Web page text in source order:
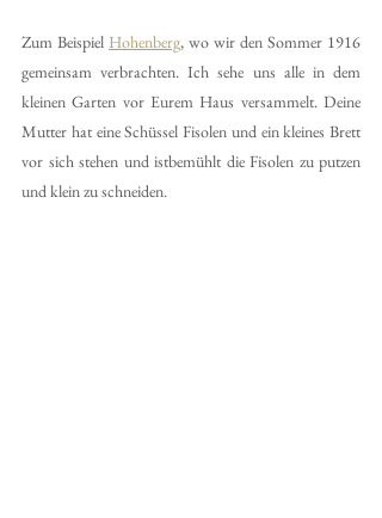
Zum Beispiel Hohenberg, wo wir den Sommer 1916
gemeinsam verbrachten. Ich sehe uns alle in dem
kleinen Garten vor Eurem Haus versammelt. Deine
Mutter hat eine Schüssel Fisolen und ein kleines Brett
vor sich stehen und istbemühlt die Fisolen zu putzen
und klein zu schneiden.